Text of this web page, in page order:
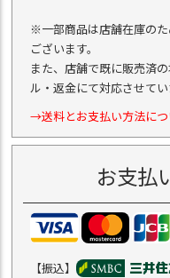
※一部商品は店舗在庫の
ございます。
また、店舗で既に販売済
ル・返金にて対応させて
→送料とお支払い方法につ
お支払
【振込】